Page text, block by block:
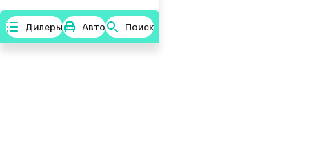
Дилеры Авто Поиск